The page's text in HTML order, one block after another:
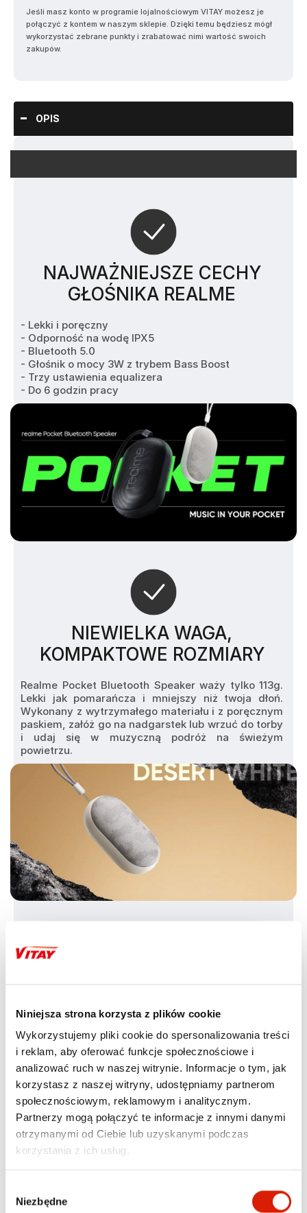
Niniejsza strona korzysta z plików cookie
Wykorzystujemy pliki cookie do spersonalizowania treści
i reklam, aby oferować funkcje społecznościowe i
analizować ruch w naszej witrynie. Informacje o tym, jak
korzystasz z naszej witryny, udostępniamy partnerom
społecznościowym, reklamowym i analitycznym.
Partnerzy mogą połączyć te informacje z innymi danymi
otrzymanymi od Ciebie lub uzyskanymi podczas
korzystania z ich usług.
zgody
Niezbędne
Jeśli masz konto w programie lojalnościowym VITAY możesz je
połączyć z kontem w naszym sklepie. Dzięki temu będziesz mógł
wykorzystać zebrane punkty i zrabatować nimi wartość swoich
zakupów.
OPIS
NAJWAŻNIEJSZE CECHY
GŁOŚNIKA REALME
- Lekki i poręczny
- Odporność na wodę IPX5
- Bluetooth 5.0
- Głośnik o mocy 3W z trybem Bass Boost
- Trzy ustawienia equalizera
- Do 6 godzin pracy
NIEWIELKA WAGA,
KOMPAKTOWE ROZMIARY
Realme Pocket Bluetooth Speaker waży tylko 113g.
Lekki jak pomarańcza i mniejszy niż twoja dłoń.
Wykonany z wytrzymałego materiału i z poręcznym
paskiem, załóż go na nadgarstek lub wrzuć do torby
i udaj się w muzyczną podróż na świeżym
powietrzu.
Realme Pocket Bluetooth Speaker jest mały, ale
posiada dużą baterię 600 mAh. Dzięki popularnemu
portowi Type-C pożegnaj się z kłopotami z
dodatkowymi kablami.